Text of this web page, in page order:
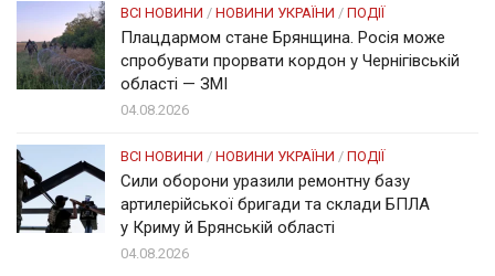
ВСІ НОВИНИ / НОВИНИ УКРАЇНИ / ПОДІЇ
Плацдармом стане Брянщина. Росія може
спробувати прорвати кордон у Чернігівській
області — ЗМІ
04.08.2026
ВСІ НОВИНИ / НОВИНИ УКРАЇНИ / ПОДІЇ
Сили оборони уразили ремонтну базу
артилерійської бригади та склади БПЛА
у Криму й Брянській області
04.08.2026